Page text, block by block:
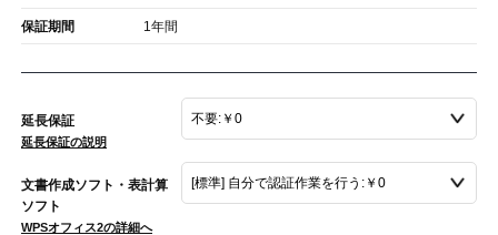
保証期間 1年間
延長保証
延長保証の説明
文書作成ソフト・表計算
ソフト
WPSオフィス2の詳細へ